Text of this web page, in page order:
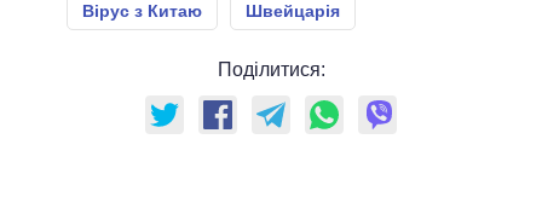
Вірус з Китаю Швейцарія
Поділитися: